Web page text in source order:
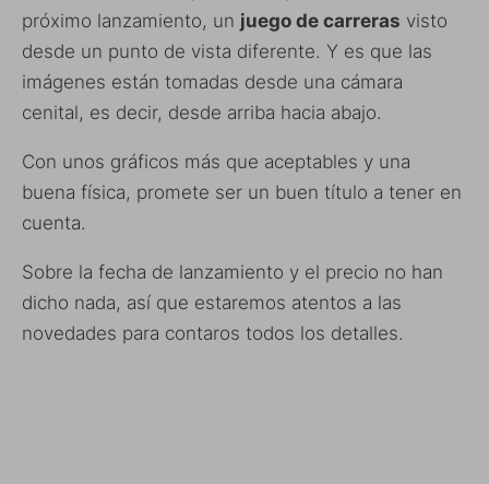
próximo lanzamiento, un juego de carreras visto
desde un punto de vista diferente. Y es que las
imágenes están tomadas desde una cámara
cenital, es decir, desde arriba hacia abajo.
Con unos gráficos más que aceptables y una
buena física, promete ser un buen título a tener en
cuenta.
Sobre la fecha de lanzamiento y el precio no han
dicho nada, así que estaremos atentos a las
novedades para contaros todos los detalles.